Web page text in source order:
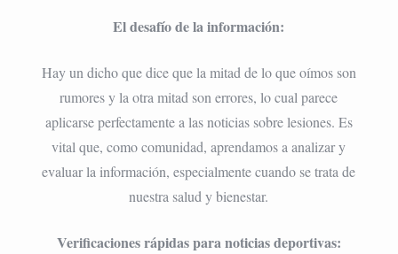
El desafío de la información:
Hay un dicho que dice que la mitad de lo que oímos son
rumores y la otra mitad son errores, lo cual parece
aplicarse perfectamente a las noticias sobre lesiones. Es
vital que, como comunidad, aprendamos a analizar y
evaluar la información, especialmente cuando se trata de
nuestra salud y bienestar.
Verificaciones rápidas para noticias deportivas: